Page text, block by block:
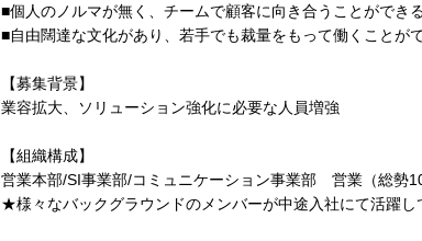
■個人のノルマが無く、チームで顧客に向き合うことができ
■自由闊達な文化があり、若手でも裁量をもって働くことが
【募集背景】
業容拡大、ソリューション強化に必要な人員増強
【組織構成】
営業本部/SI事業部/コミュニケーション事業部 営業（総勢
★様々なバックグラウンドのメンバーが中途入社にて活躍